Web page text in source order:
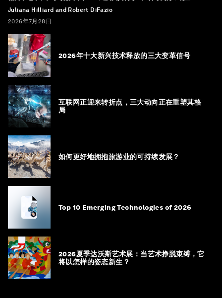
Juliana Hilliard and Robert DiFazio
2026年7月28日
2026年十大新兴技术释放的三大变革信号
互联网正迎来转折点，三大动向正在重塑其格
局
如何更好地拥抱旅游业的可持续发展？
Top 10 Emerging Technologies of 2026
2026夏季达沃斯艺术展：当艺术挣脱束缚，它
将以怎样的姿态新生？